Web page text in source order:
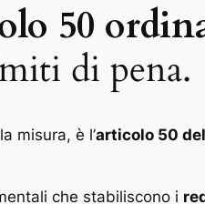
50
di pena.
misura, è l’articolo 50
che stabiliscono i